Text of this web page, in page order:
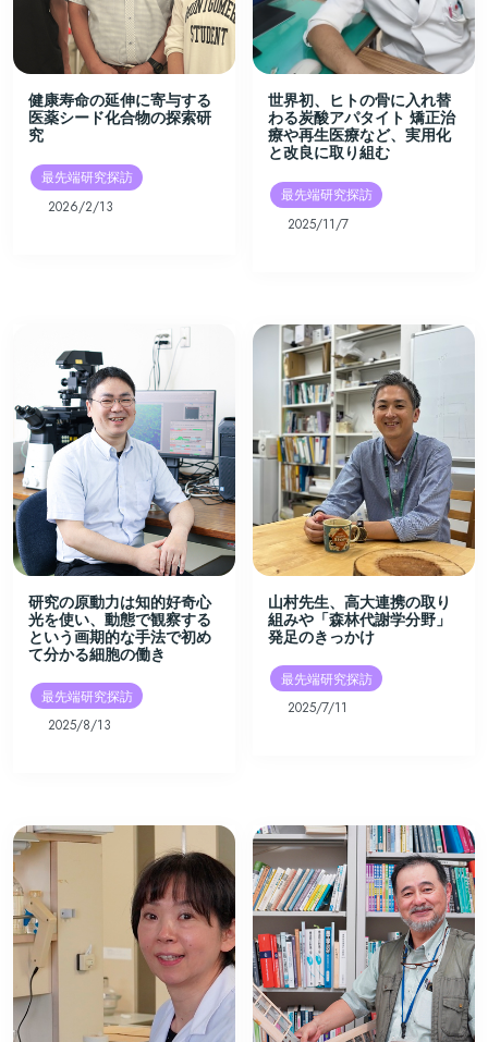
健康寿命の延伸に寄与する
医薬シード化合物の探索研
究
最先端研究探訪
2026/2/13
世界初、ヒトの骨に入れ替
わる炭酸アパタイト 矯正治
療や再生医療など、実用化
と改良に取り組む
最先端研究探訪
2025/11/7
研究の原動力は知的好奇心
光を使い、動態で観察する
という画期的な手法で初め
て分かる細胞の働き
最先端研究探訪
2025/8/13
山村先生、高大連携の取り
組みや「森林代謝学分野」
発足のきっかけ
最先端研究探訪
2025/7/11